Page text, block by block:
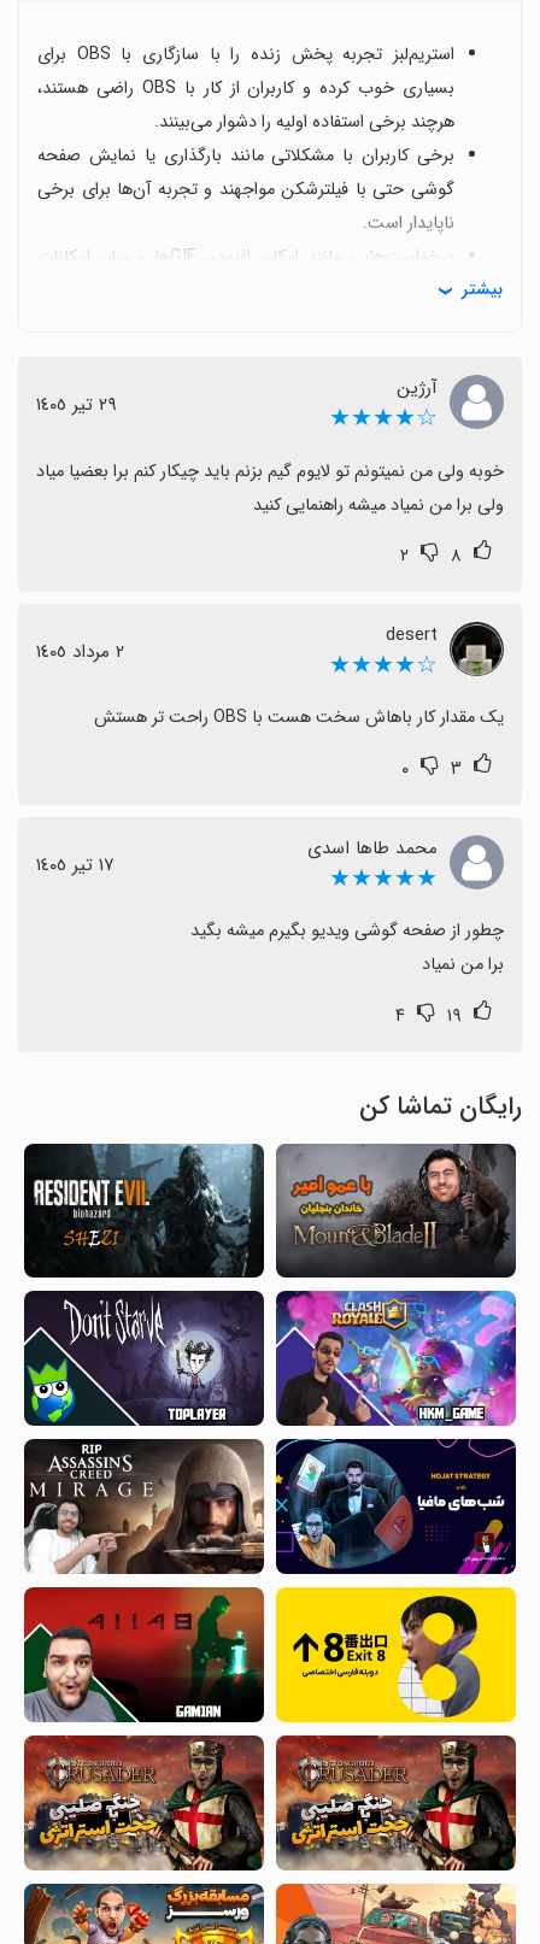
استریم‌لبز تجربه پخش زنده را با سازگاری با OBS برای
بسیاری خوب کرده و کاربران از کار با OBS راضی هستند،
هرچند برخی استفاده اولیه را دشوار می‌بینند.
برخی کاربران با مشکلاتی مانند بارگذاری یا نمایش صفحه
گوشی حتی با فیلترشکن مواجهند و تجربه آن‌ها برای برخی
ناپایدار است.
درخواست‌هایی مانند امکان افزودن GIFها و سایر امکانات
جانبی نشان می‌دهد که کاربران به دنبال ویژگی‌های
است که نیاز به راهنمایی یا تنظیمات ساده‌تر دارد.
بهبودهای پیشنهادی شامل پایداری بیشتر نمایش صفحه،
راهنمایی‌های واضح‌تر برای تنظیمات موبایل و صدا، و
بیشتر
آرژین
☆★★★★ ٢٩ تیر ١٤٠٥
ولی برا من نمیاد میشه راهنمایی کنید
۸ ۲
desert
☆★★★★ ٢ مرداد ١٤٠٥
یک مقدار کار باهاش سخت هست با OBS راحت تر هستش
۳ ۰
محمد طاها اسدی
★★★★★ ١٧ تیر ١٤٠٥
برا من نمیاد
۱۹ ۴
رایگان تماشا کن